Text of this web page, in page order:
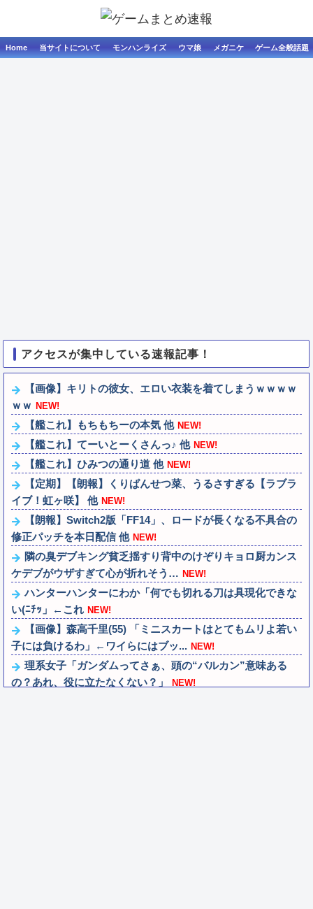
Home 当サイトについて モンハンライズ ウマ娘 メガニケ ゲーム全般話題
アクセスが集中している速報記事！
【画像】キリトの彼女、エロい衣装を着てしまうｗｗｗｗ
ｗｗ NEW!
【艦これ】もちもちーの本気 他 NEW!
【艦これ】てーいとーくさんっ♪ 他 NEW!
【艦これ】ひみつの通り道 他 NEW!
【定期】【朗報】くりぱんせつ菜、うるさすぎる【ラブラ
イブ！虹ヶ咲】 他 NEW!
【朗報】Switch2版「FF14」、ロードが長くなる不具合の
修正パッチを本日配信 他 NEW!
隣の臭デブキング貧乏揺すり背中のけぞりキョロ厨カンス
ケデブがウザすぎて心が折れそう… NEW!
ハンターハンターにわか「何でも切れる刀は具現化できな
い(ﾆﾁｯ」←これ NEW!
【画像】森高千里(55) 「ミニスカートはとてもムリよ若い
子には負けるわ」←ワイらにはブッ... NEW!
理系女子「ガンダムってさぁ、頭の“バルカン”意味ある
の？あれ、役に立たなくない？」
NEW!